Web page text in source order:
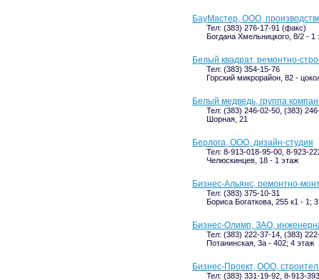
БауМастер, ООО,
Тел: (383) 276-17-91 (факс)
Богдана Хмельницкого, 8/2 - 1
Белый квадрат, ремонтно-
Тел: (383) 354-15-76
Горский микрорайон, 82 -
Белый медведь, группа
Тел: (383) 246-02-50, (383)
Шорная, 21
Берлога, ООО, дизайн-студия
Тел: 8-913-018-95-00, 8-923-
Челюскинцев, 18 - 1 этаж
Бизнес-Альянс, ремонтно-
Тел: (383) 375-10-31
Бориса Богаткова, 255 к1 - 1;
Бизнес-Олимп, ЗАО,
Тел: (383) 222-37-14, (383)
Потанинская, 3а - 402; 4 этаж
Бизнес-Проект, ООО,
Тел: (383) 331-19-92, 8-913-